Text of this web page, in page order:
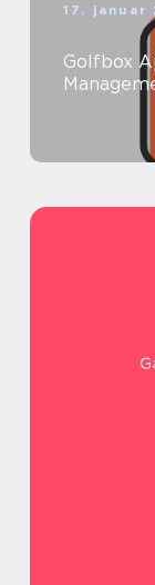
17. januar
Golfbox